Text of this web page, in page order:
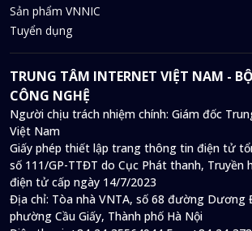
Sản phẩm VNNIC
Tuyển dụng
TRUNG TÂM INTERNET VIỆT NAM -
CÔNG NGHỆ
Người chịu trách nhiệm chính: Giám đốc
Việt Nam
Giấy phép thiết lập trang thông tin điện tử
số 111/GP-TTĐT do Cục Phát thanh, Truyền
điện tử cấp ngày 14/7/2023
Địa chỉ: Tòa nhà VNTA, số 68 đường Dương
phường Cầu Giấy, Thành phố Hà Nội